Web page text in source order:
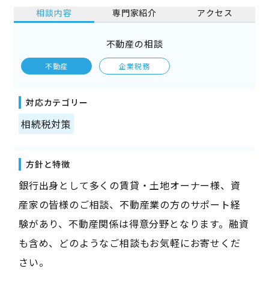
相談内容 専門家紹介 アクセス
不動産の相談
不動産 企業税務
対応カテゴリー
相続税対策
方針と特徴
銀行出身として多くの賃貸・土地オーナー様、資
産家の皆様のご相談、不動産業の方のサポート経
験があり、不動産関係は得意分野となります。融資
も含め、どのようなご相談もお気軽にお寄せくだ
さい。